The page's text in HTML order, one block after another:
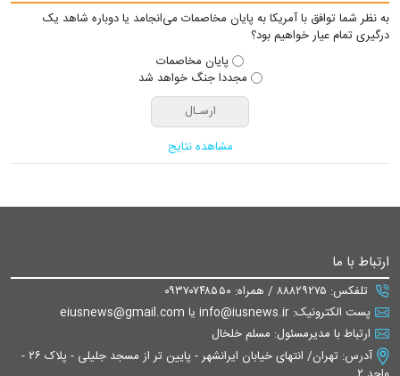
به نظر شما توافق با آمریکا به پایان مخاصمات می‌انجامد یا دوباره شاهد یک
درگیری تمام عیار خواهیم بود؟
پایان مخاصمات
مجددا جنگ خواهد شد
مشاهده نتایج
ارتباط با ما
تلفکس: ۸۸۸۲۹۲۷۵ / همراه: ۰۹۳۷۰۷۴۸۵۵۰
پست الکترونیک: info@iusnews.ir یا eiusnews@gmail.com
ارتباط با مدیرمسئول: مسلم خلخال
آدرس: تهران/ انتهای خیابان ایرانشهر - پایین تر از مسجد جلیلی - پلاک ۲۶ -